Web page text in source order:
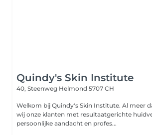
Quindy's Skin Institute
40, Steenweg Helmond 5707 CH
Welkom bij Quindy's Skin Institute. Al meer
wij onze klanten met resultaatgerichte
persoonlijke aandacht en profes...